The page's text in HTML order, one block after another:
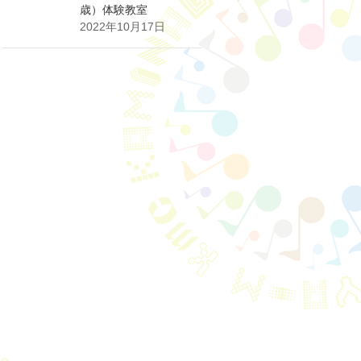
歳）体験教室
2022年10月17日